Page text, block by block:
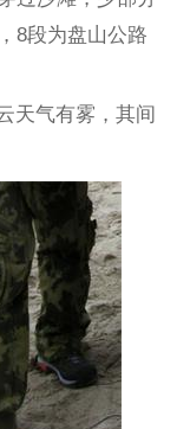
8段为盘山公路
天气有雾，其间